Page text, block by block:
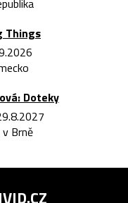
Things
Doteky
Brně